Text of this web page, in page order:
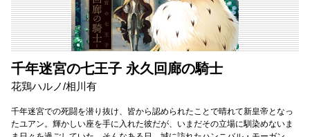
千年迷宮の七王子 永久回廊の騎士
花鶏ハルノ/相川有
千年迷宮での死闘を潜り抜け、皆から認められたことで晴れて新皇帝となっ
たユアン。輝かしい座を手に入れた彼だが、いまだその立場に馴染めないま